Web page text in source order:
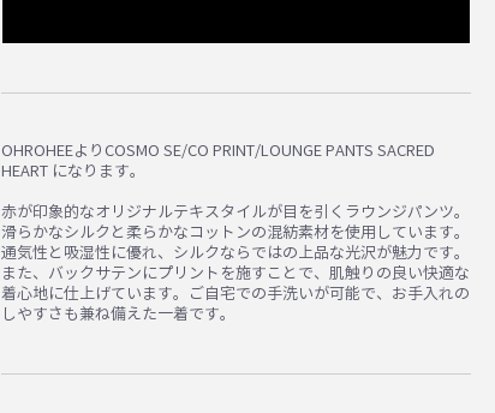
OHROHEEよりCOSMO SE/CO PRINT/LOUNGE PANTS SACRED
HEART になります。
赤が印象的なオリジナルテキスタイルが目を引くラウンジパンツ。
滑らかなシルクと柔らかなコットンの混紡素材を使用しています。
通気性と吸湿性に優れ、シルクならではの上品な光沢が魅力です。
また、バックサテンにプリントを施すことで、肌触りの良い快適な
着心地に仕上げています。ご自宅での手洗いが可能で、お手入れの
しやすさも兼ね備えた一着です。